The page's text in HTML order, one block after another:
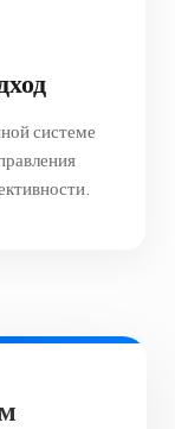
системе